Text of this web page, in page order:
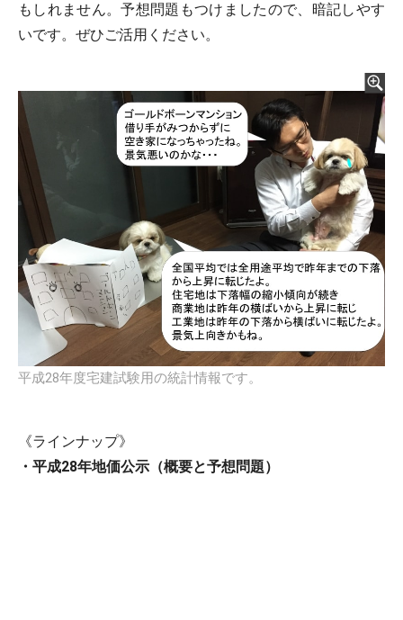
もしれません。予想問題もつけましたので、暗記しやす
いです。ぜひご活用ください。
平成28年度宅建試験用の統計情報です。
《ラインナップ》
・平成28年地価公示（概要と予想問題）